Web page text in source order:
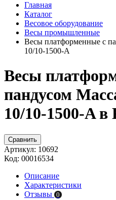
Главная
Каталог
Весовое оборудование
Весы промышленные
Весы платформенные с
10/10-1500-A
Весы
пандусом
10/10-1500-A в
Сравнить
Артикул: 10692
Код: 00016534
Описание
Характеристики
Отзывы 0